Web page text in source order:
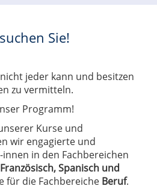
Sie!
jeder kann und besitzen
zu vermitteln.
Programm!
Kurse und
wir engagierte und
in den Fachbereichen
Spanisch und
für die Fachbereiche Beruf.